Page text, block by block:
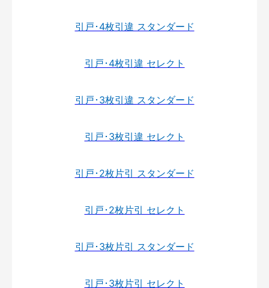
引戸･4枚引違 スタンダード
引戸･4枚引違 セレクト
引戸･3枚引違 スタンダード
引戸･3枚引違 セレクト
引戸･2枚片引 スタンダード
引戸･2枚片引 セレクト
引戸･3枚片引 スタンダード
引戸･3枚片引 セレクト